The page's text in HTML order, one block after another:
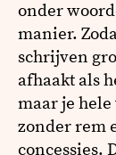
onder
manier.
schrijven
afhaakt als
maar je
zonder rem
concessies.